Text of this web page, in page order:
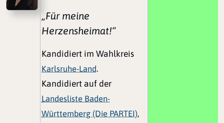
„Für meine
Herzensheimat!“
Kandidiert im Wahlkreis
Karlsruhe-Land.
Kandidiert auf der
Landesliste Baden-
Württemberg (Die PARTEI),